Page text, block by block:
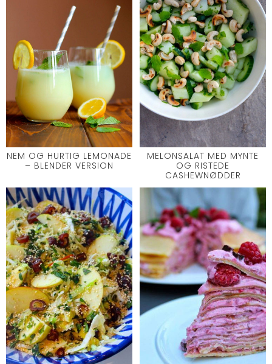
NEM OG HURTIG LEMONADE
– BLENDER VERSION
MELONSALAT MED MYNTE
OG RISTEDE
CASHEWNØDDER